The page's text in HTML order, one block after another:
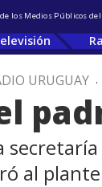
los Medios Públicos
URUGUAY .
al